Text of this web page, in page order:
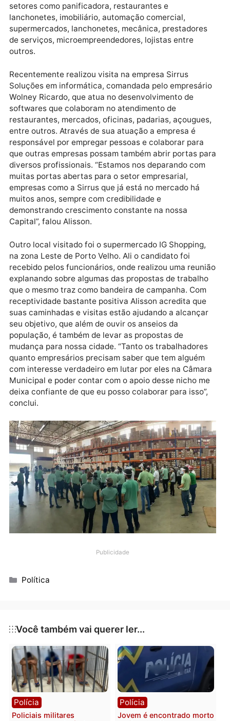
Empresário e conhecedor das dificuldades que a
maioria dos empregadores e trabalhadores desse
encontram ao longo dos dias, Alisson busca espaço
para escutar as particularidades dos mais variados
setores como panificadora, restaurantes e
lanchonetes, imobiliário, automação comercial,
supermercados, lanchonetes, mecânica, prestadores
de serviços, microempreendedores, lojistas entre
outros.
Recentemente realizou visita na empresa Sirrus
Soluções em informática, comandada pelo
Wolney Ricardo, que atua no desenvolvimento de
softwares que colaboram no atendimento de
restaurantes, mercados, oficinas, padarias,
entre outros. Através de sua atuação a empresa é
responsável por empregar pessoas e colaborar para
diversos profissionais. “Estamos nos deparando com
muitas portas abertas para o setor empresarial,
empresas como a Sirrus que já está no mercado há
muitos anos, sempre com credibilidade e
demonstrando crescimento constante na nossa
Capital”, falou Alisson.
Outro local visitado foi o supermercado IG Shopping,
na zona Leste de Porto Velho. Ali o candidato foi
recebido pelos funcionários, onde realizou uma
explanando sobre algumas das propostas de
que o mesmo traz como bandeira de campanha. Com
receptividade bastante positiva Alisson acredita que
suas caminhadas e visitas estão ajudando a
seu objetivo, que além de ouvir os anseios da
população, é também de levar as propostas de
mudança para nossa cidade. “Tanto os
quanto empresários precisam saber que tem alguém
com interesse verdadeiro em lutar por eles na
Municipal e poder contar com o apoio desse nicho
deixa confiante de que eu posso colaborar para
conclui.
Publicidade
Categorias
Política